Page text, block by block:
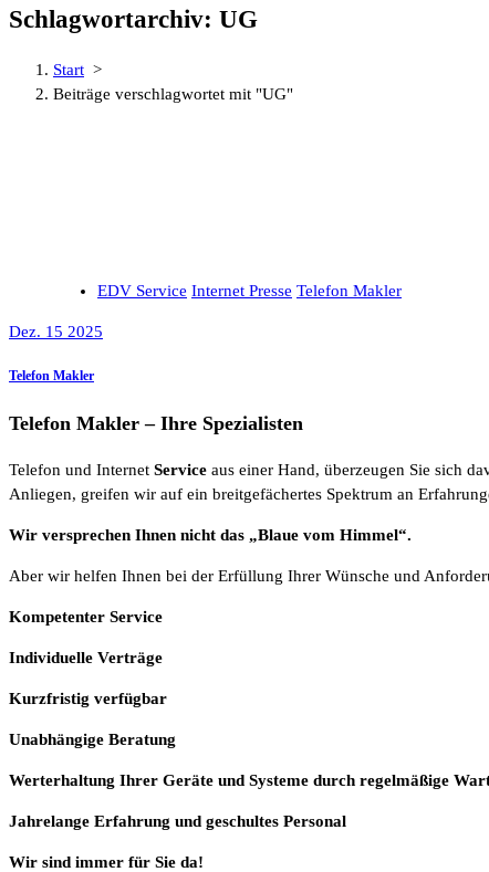
Schlagwortarchiv: UG
Start >
Beiträge verschlagwortet mit "UG"
EDV Service Internet Presse Telefon Makler
Dez. 15 2025
Telefon Makler
Telefon Makler – Ihre Spezialisten
Telefon und Internet Service aus einer Hand, überzeugen Sie sich
Anliegen, greifen wir auf ein breitgefächertes Spektrum an
Wir versprechen Ihnen nicht das „Blaue vom Himmel“.
Aber wir helfen Ihnen bei der Erfüllung Ihrer Wünsche und
Kompetenter Service
Individuelle Verträge
Kurzfristig verfügbar
Unabhängige Beratung
Werterhaltung Ihrer Geräte und Systeme durch regelmäßige
Jahrelange Erfahrung und geschultes Personal
Wir sind immer für Sie da!